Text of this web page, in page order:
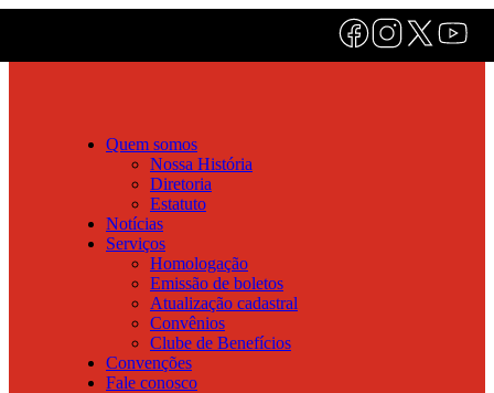
Quem somos
Nossa História
Diretoria
Estatuto
Notícias
Serviços
Homologação
Emissão de boletos
Atualização cadastral
Convênios
Clube de Benefícios
Convenções
Fale conosco